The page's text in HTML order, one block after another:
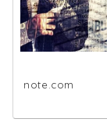
note.com